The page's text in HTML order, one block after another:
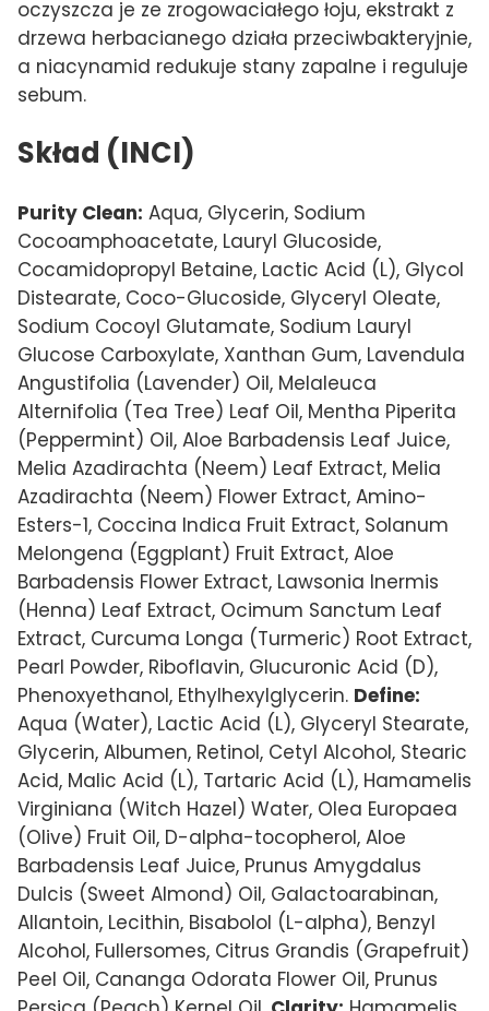
oczyszcza je ze zrogowaciałego łoju, ekstrakt z
drzewa herbacianego działa przeciwbakteryjnie,
a niacynamid redukuje stany zapalne i reguluje
sebum.
Skład (INCI)
Purity Clean: Aqua, Glycerin, Sodium
Cocoamphoacetate, Lauryl Glucoside,
Cocamidopropyl Betaine, Lactic Acid (L), Glycol
Distearate, Coco-Glucoside, Glyceryl Oleate,
Sodium Cocoyl Glutamate, Sodium Lauryl
Glucose Carboxylate, Xanthan Gum, Lavendula
Angustifolia (Lavender) Oil, Melaleuca
Alternifolia (Tea Tree) Leaf Oil, Mentha Piperita
(Peppermint) Oil, Aloe Barbadensis Leaf Juice,
Melia Azadirachta (Neem) Leaf Extract, Melia
Azadirachta (Neem) Flower Extract, Amino-
Esters-1, Coccina Indica Fruit Extract, Solanum
Melongena (Eggplant) Fruit Extract, Aloe
Barbadensis Flower Extract, Lawsonia Inermis
(Henna) Leaf Extract, Ocimum Sanctum Leaf
Extract, Curcuma Longa (Turmeric) Root Extract,
Pearl Powder, Riboflavin, Glucuronic Acid (D),
Phenoxyethanol, Ethylhexylglycerin. Define:
Aqua (Water), Lactic Acid (L), Glyceryl Stearate,
Glycerin, Albumen, Retinol, Cetyl Alcohol, Stearic
Acid, Malic Acid (L), Tartaric Acid (L), Hamamelis
Virginiana (Witch Hazel) Water, Olea Europaea
(Olive) Fruit Oil, D-alpha-tocopherol, Aloe
Barbadensis Leaf Juice, Prunus Amygdalus
Dulcis (Sweet Almond) Oil, Galactoarabinan,
Allantoin, Lecithin, Bisabolol (L-alpha), Benzyl
Alcohol, Fullersomes, Citrus Grandis (Grapefruit)
Peel Oil, Cananga Odorata Flower Oil, Prunus